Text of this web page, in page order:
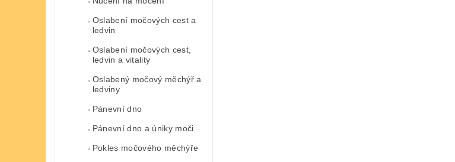
Oslabení močových cest a
ledvin
Oslabení močových cest,
ledvin a vitality
Oslabený močový měchýř a
ledviny
Pánevní dno
Pánevní dno a úniky moči
Pokles močového měchýře